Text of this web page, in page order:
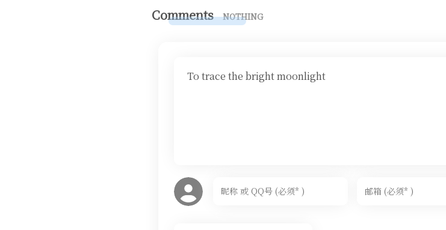
Comments NOTHING
To trace the bright moonlight